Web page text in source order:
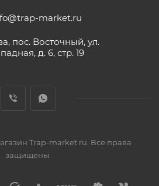
market.ru
пос. Восточный, ул.
д. 6, стр. 19
Trap-market.ru. Все права
защищены.